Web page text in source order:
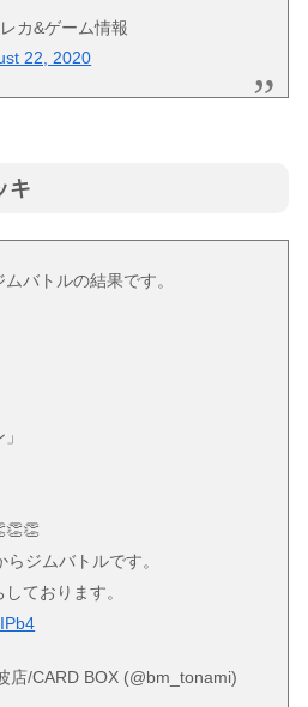
カ&ゲーム情報
22, 2020
キ
バトルの結果です。
ジムバトルです。
ております。
/CARD BOX (@bm_tonami)